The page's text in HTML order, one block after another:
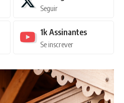
Seguir
1k Assinantes
Se inscrever